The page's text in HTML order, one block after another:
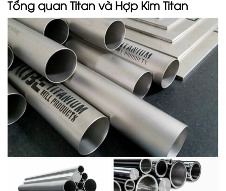
Tổng quan Titan và Hợp Kim Titan